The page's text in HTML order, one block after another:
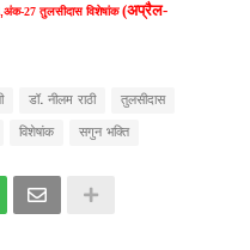
अंक-27 तुलसीदास विशेषांक(अप्रैल-
डॉ. नीलम राठी
तुलसीदास
विशेषांक सगुन भक्ति